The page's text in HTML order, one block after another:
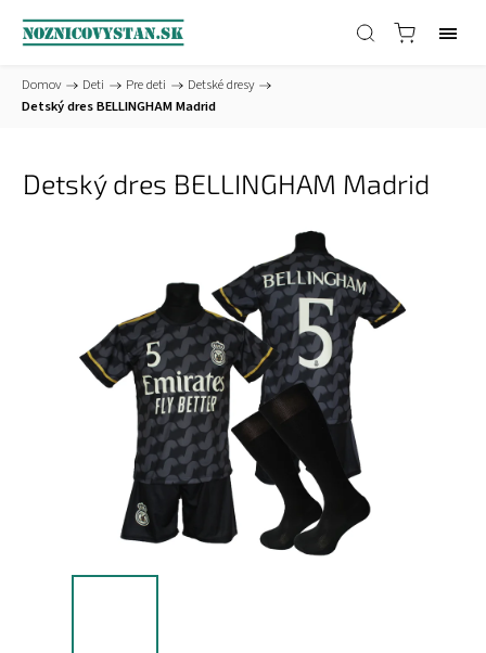
Domov / Deti / Pre deti / Detské dresy /
Detský dres BELLINGHAM Madrid
Detský dres BELLINGHAM Madrid